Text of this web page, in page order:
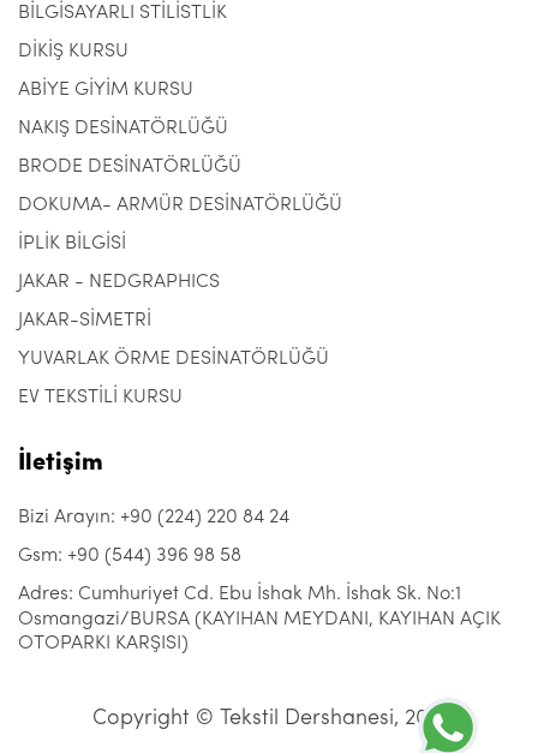
BİLGİSAYARLI STİLİSTLİK
DİKİŞ KURSU
ABİYE GİYİM KURSU
NAKIŞ DESİNATÖRLÜĞÜ
BRODE DESİNATÖRLÜĞÜ
DOKUMA- ARMÜR DESİNATÖRLÜĞÜ
İPLİK BİLGİSİ
JAKAR - NEDGRAPHICS
JAKAR-SİMETRİ
YUVARLAK ÖRME DESİNATÖRLÜĞÜ
EV TEKSTİLİ KURSU
İletişim
Bizi Arayın: +90 (224) 220 84 24
Gsm: +90 (544) 396 98 58
Adres: Cumhuriyet Cd. Ebu İshak Mh. İshak Sk. No:1
Osmangazi/BURSA (KAYIHAN MEYDANI, KAYIHAN AÇIK
OTOPARKI KARŞISI)
Copyright © Tekstil Dershanesi, 2021